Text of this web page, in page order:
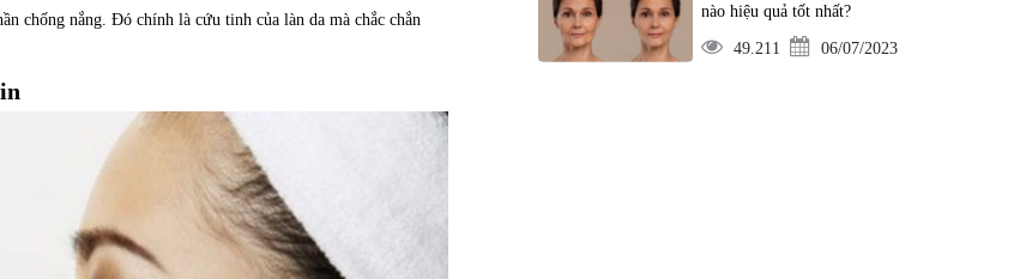
chống nắng. Đó chính là cứu tinh của làn da mà chắc chắn
nào hiệu quả tốt nhất?
49.211 06/07/2023